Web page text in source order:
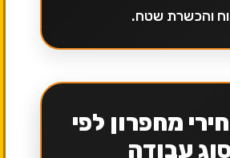
והכשרת שטח.
מחפרון לפי
סוג עבודה